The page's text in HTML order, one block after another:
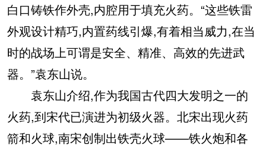
白口铸铁作外壳,内腔用于填充火药。“这些铁雷
外观设计精巧,内置药线引爆,有着相当威力,在当
时的战场上可谓是安全、精准、高效的先进武
器。”袁东山说。
袁东山介绍,作为我国古代四大发明之一的
火药,到宋代已演进为初级火器。北宋出现火药
箭和火球,南宋创制出铁壳火球——铁火炮和各